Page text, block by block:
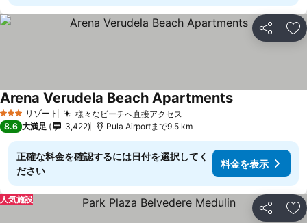
シェア お
3 ホテルのランク
リゾート 様々なビーチへ直接アクセス
Arena Verudela Beach Apartments
8.6 大満足 3,422 Pula Airportまで9.5 km
正確な料金を確認するには日付を選択してく
ださい
料金を表示
シェア お
人気施設